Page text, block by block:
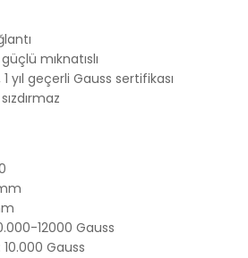
mıknatıslı
yıl geçerli Gauss sertifikası
12000 Gauss
Gauss